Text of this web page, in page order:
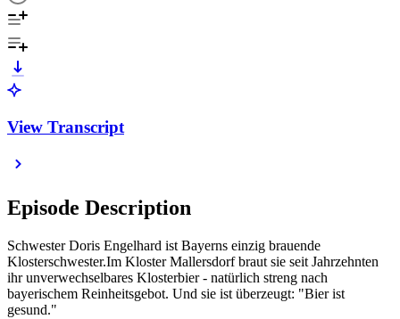
View Transcript
Episode Description
Schwester Doris Engelhard ist Bayerns einzig brauende
Klosterschwester.Im Kloster Mallersdorf braut sie seit Jahrzehnten
ihr unverwechselbares Klosterbier - natürlich streng nach
bayerischem Reinheitsgebot. Und sie ist überzeugt: "Bier ist
gesund."